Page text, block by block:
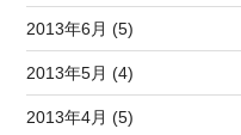
2013年6月 (5)
2013年5月 (4)
2013年4月 (5)